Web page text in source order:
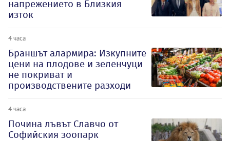
напрежението в Близкия
изток
4 часа
Браншът алармира: Изкупните
цени на плодове и зеленчуци
не покриват и
производствените разходи
4 часа
Почина лъвът Славчо от
Софийския зоопарк